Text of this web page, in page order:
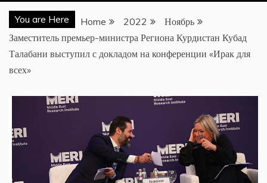
You are Here Home 2022
Ноябрь
Заместитель премьер-министра Региона Курдистан Кубад
Талабани выступил с докладом на конференции «Ирак для
всех»